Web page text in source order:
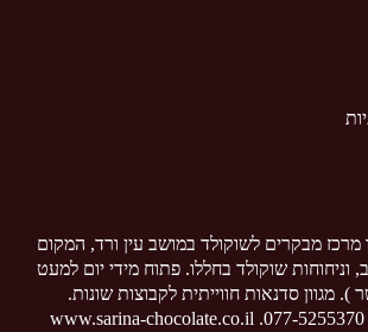
מרכז מבקרים לשוקולד במושב עין ורד, המקום
וניחוחות שוקולד בחללו. פתוח מידי יום למעט
מגוון סדנאות חווייתית לקבוצות שונות.